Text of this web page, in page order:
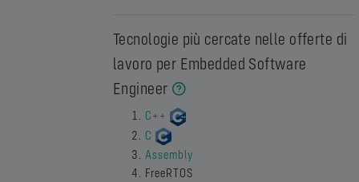
Tecnologie più cercate nelle offerte di
lavoro per Embedded Software
Engineer
C++
C
Assembly
FreeRTOS